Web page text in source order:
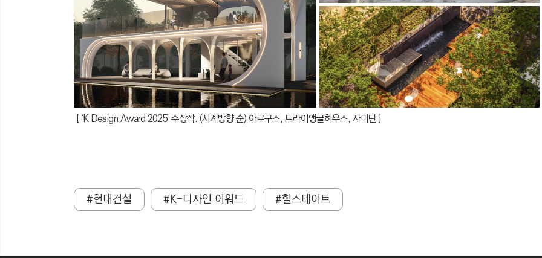
[ ‘K Design Award 2025’ 수상작. (시계방향 순) 아르쿠스, 트라이앵글하우스, 자미탄 ]
#현대건설 #K-디자인 어워드 #힐스테이트